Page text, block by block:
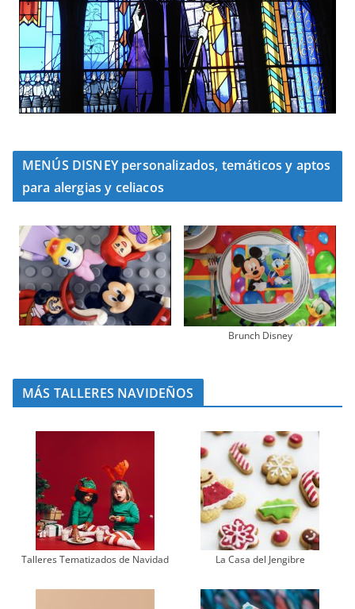
MENÚS DISNEY personalizados, temáticos y aptos
para alergias y celiacos
Brunch Disney
MÁS TALLERES NAVIDEÑOS
Talleres Tematizados de Navidad La Casa del Jengibre